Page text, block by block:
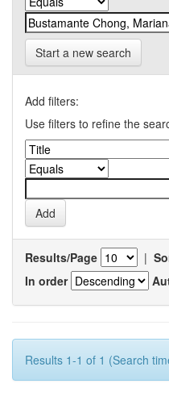
Start a new search
Add filters:
Use filters to refine the
Results/Page |
In order
Results 1-1 of 1 (Search